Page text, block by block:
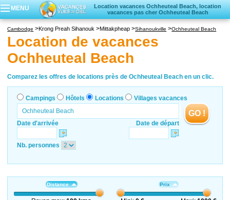
MENU
Location vacances Ochheuteal Beach, location
vacances pas cher Ochheuteal Beach
Locations vacances
Villages vacances
Cambodge Krong Preah Sihanouk Mittakpheap Sihanoukville Ochheuteal Beach
Location de vacances
Ochheuteal Beach
Comparez les offres de locations près de Ochheuteal Beach en un clic.
Campings Hôtels Locations Villages vacances
Date d'arrivée Date de départ
GO !
Nb. personnes
Distance Prix